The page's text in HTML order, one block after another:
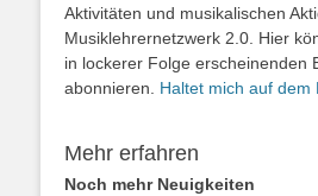
Aktivitäten und musikalischen
Musiklehrernetzwerk 2.0. Hier
in lockerer Folge erscheinenden
abonnieren. Haltet mich auf dem
Mehr erfahren
Noch mehr Neuigkeiten